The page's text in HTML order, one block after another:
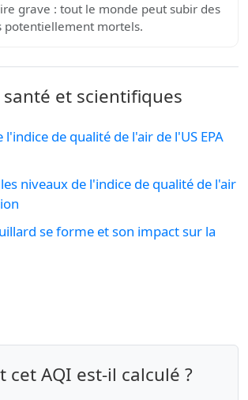
grave : tout le monde peut subir des
potentiellement mortels.
santé et scientifiques
de qualité de l'air de l'US EPA
niveaux de l'indice de qualité de l'air
se forme et son impact sur la
cet AQI est-il calculé ?